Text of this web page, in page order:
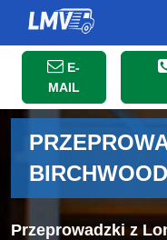
E-
MAIL
Przeprowadzki z